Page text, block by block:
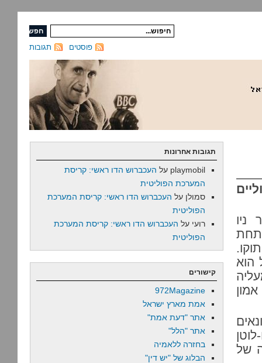
תגובות פוסטים
ניו
תחת
הוא
של
תגובות אחרונות
playmobil על העכברוש הדו ראשי: קריסת
המערכת הפוליטית
סמולן על העכברוש הדו ראשי: קריסת המערכת
הפוליטית
רועי על העכברוש הדו ראשי: קריסת המערכת
הפוליטית
קישורים
972Magazine
אמת מארץ ישראל
אתר "דעת אמת"
אתר "הלל"
בחזרה ללאמיה
הבלוג של "יש דין"